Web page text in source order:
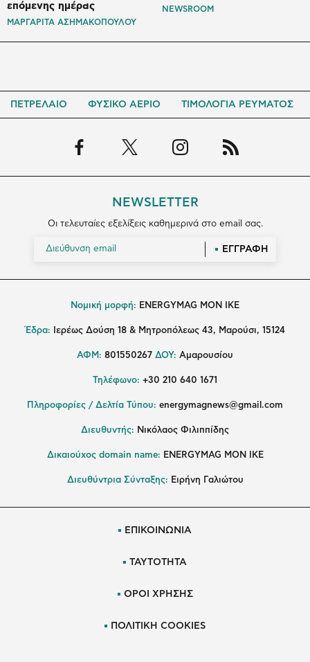
επόμενης ημέρας
ΜΑΡΓΑΡΙΤΑ ΑΣΗΜΑΚΟΠΟΥΛΟΥ
NEWSROOM
ΠΕΤΡΕΛΑΙΟ ΦΥΣΙΚΟ ΑΕΡΙΟ ΤΙΜΟΛΟΓΙΑ ΡΕΥΜΑΤΟΣ
NEWSLETTER
Οι τελευταίες εξελίξεις καθημερινά στο email σας.
ΕΓΓΡΑΦΗ
Νομική μορφή: ENERGYMAG MON IKE
Έδρα: Ιερέως Δούση 18 & Μητροπόλεως 43, Μαρούσι, 15124
ΑΦΜ: 801550267 ΔΟΥ: Αμαρουσίου
Τηλέφωνο: +30 210 640 1671
Πληροφορίες / Δελτία Τύπου: energymagnews@gmail.com
Διευθυντής: Νικόλαος Φιλιππίδης
Δικαιούχος domain name: ENERGYMAG ΜΟΝ ΙΚΕ
Διευθύντρια Σύνταξης: Ειρήνη Γαλιώτου
ΕΠΙΚΟΙΝΩΝΙΑ
ΤΑΥΤΟΤΗΤΑ
ΟΡΟΙ ΧΡΗΣΗΣ
ΠΟΛΙΤΙΚΗ COOKIES